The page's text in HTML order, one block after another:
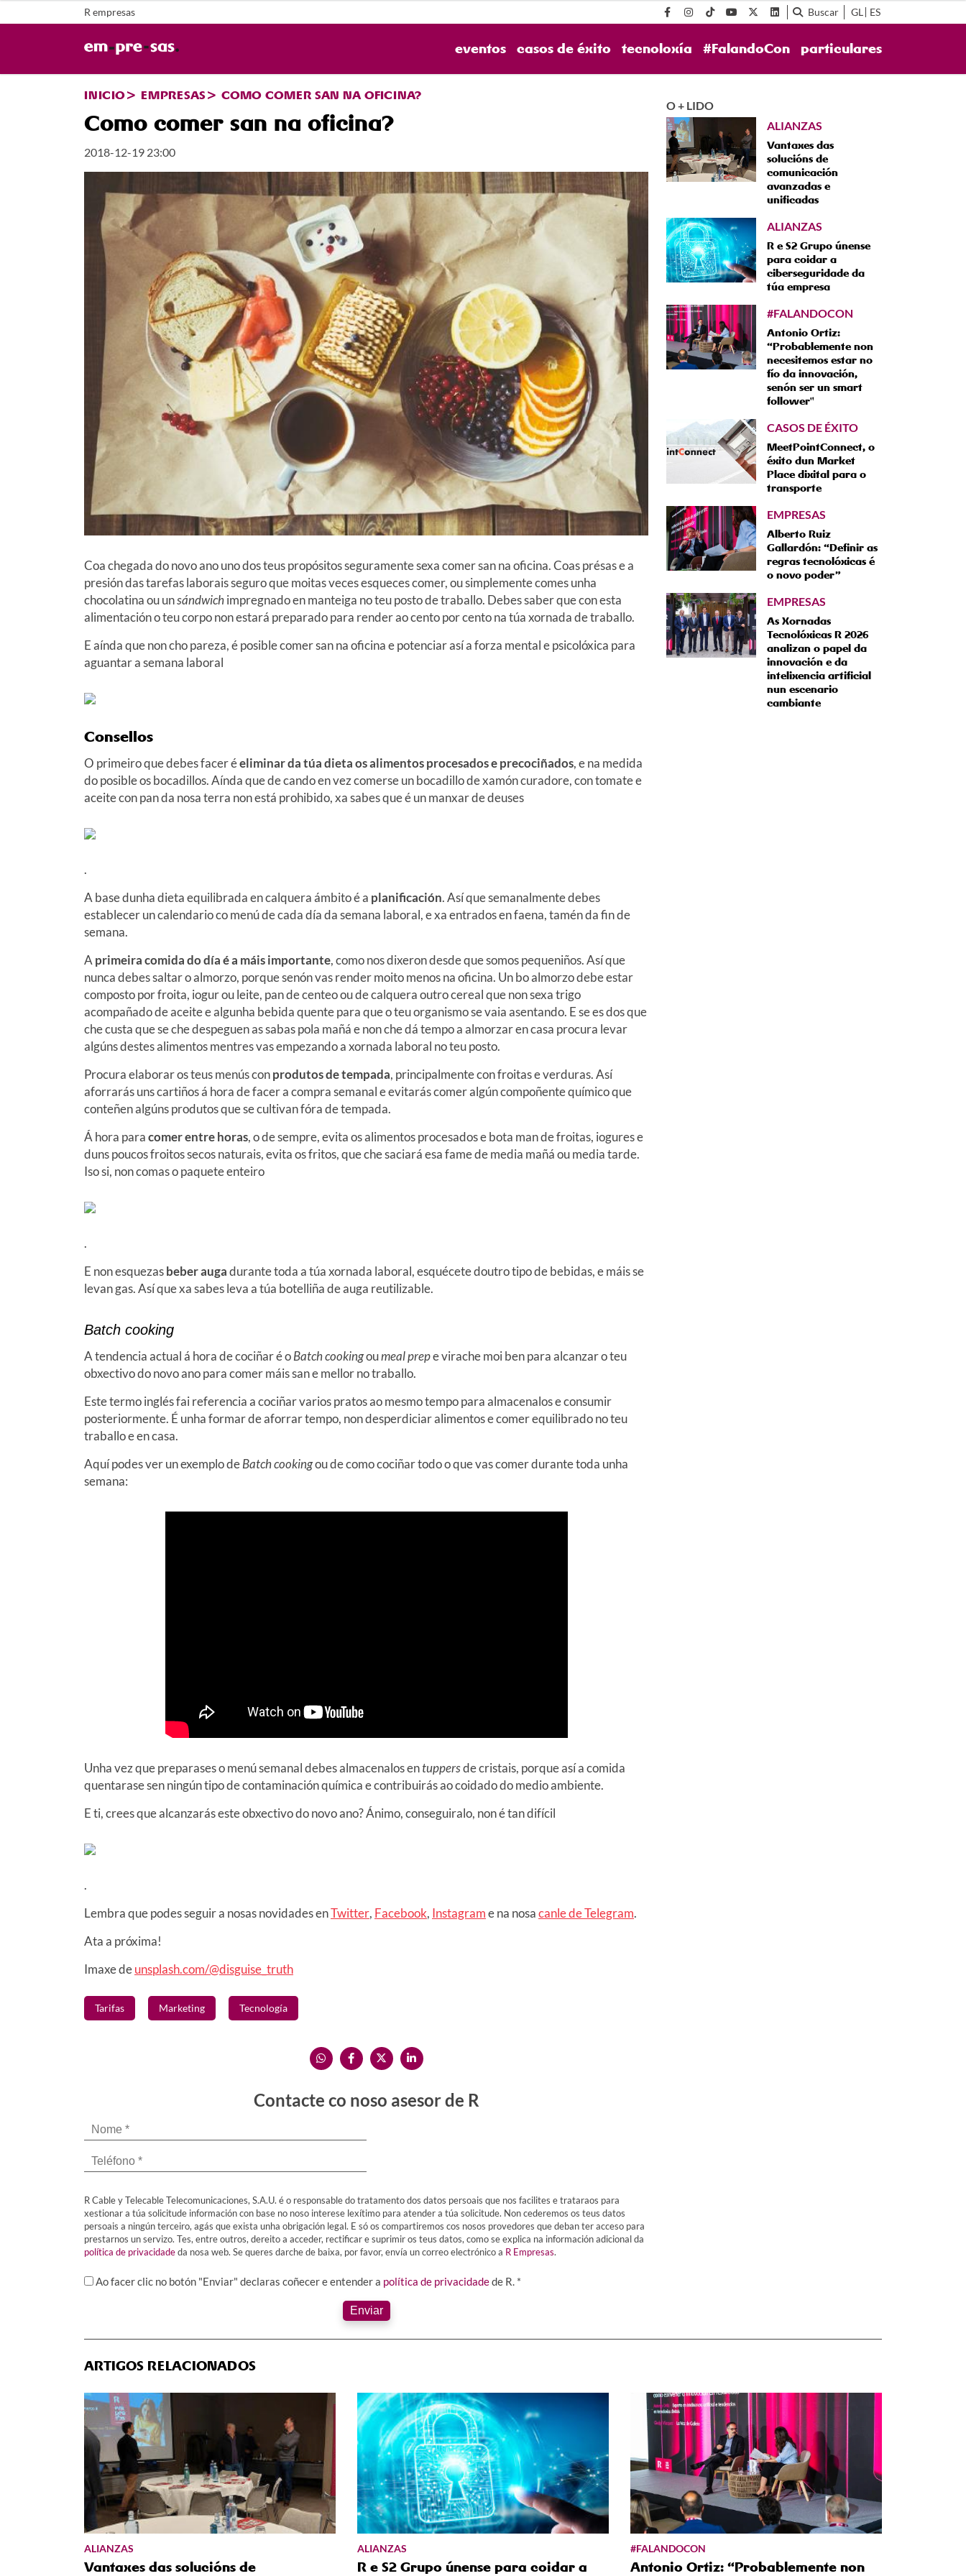
R empresas Buscar GL ES
eventos casos de éxito tecnoloxía #FalandoCon particulares
INICIO EMPRESAS COMO COMER SAN NA OFICINA?
Como comer san na oficina?
2018-12-19 23:00
Coa chegada do novo ano uno dos teus propósitos seguramente sexa comer san na oficina. Coas présas e a
presión das tarefas laborais seguro que moitas veces esqueces comer, ou simplemente comes unha
chocolatina ou unsándwichimpregnado en manteiga no teu posto de traballo. Debes saber que con esta
alimentación o teu corpo non estará preparado para render ao cento por cento na túa xornada de traballo.
E aínda que non cho pareza, é posible comer san na oficina e potenciar así a forza mental e psicolóxica para
aguantar a semana laboral
Consellos
O primeiro que debes facer éeliminar da túa dieta os alimentos procesados e precociñados, e na medida
do posible os bocadillos. Aínda que de cando en vez comerse un bocadillo de xamón curadore, con tomate e
aceite con pan da nosa terra non está prohibido, xa sabes que é un manxar de deuses
.
A base dunha dieta equilibrada en calquera ámbito é a planificación. Así que semanalmente debes
establecer un calendario co menú de cada día da semana laboral, e xa entrados en faena, tamén da fin de
semana.
A primeira comida do día é a máis importante, como nos dixeron desde que somos pequeniños. Así que
nunca debes saltar o almorzo, porque senón vas render moito menos na oficina. Un bo almorzo debe estar
composto por froita, iogur ou leite, pan de centeo ou de calquera outro cereal que non sexa trigo
acompañado de aceite e algunha bebida quente para que o teu organismo se vaia asentando. E se es dos que
che custa que se che despeguen as sabas pola mañá e non che dá tempo a almorzar en casa procura levar
algúns destes alimentos mentres vas empezando a xornada laboral no teu posto.
Procura elaborar os teus menús conprodutos de tempada, principalmente con froitas e verduras. Así
aforrarás uns cartiños á hora de facer a compra semanal e evitarás comer algún compoñente químico que
conteñen algúns produtos que se cultivan fóra de tempada.
Á hora paracomer entre horas, o de sempre, evita os alimentos procesados e bota man de froitas, iogures e
duns poucos froitos secos naturais, evita os fritos, que che saciará esa fame de media mañá ou media tarde.
Iso si, non comas o paquete enteiro
.
E non esquezasbeber augadurante toda a túa xornada laboral, esquécete doutro tipo de bebidas, e máis se
levan gas. Así que xa sabes leva a túa botelliña de auga reutilizable.
Batch cooking
A tendencia actual á hora de cociñar é oBatch cookingoumeal prepe virache moi ben para alcanzar o teu
obxectivo do novo ano para comer máis san e mellor no traballo.
Este termo inglés fai referencia a cociñar varios pratos ao mesmo tempo para almacenalos e consumir
posteriormente. É unha formar de aforrar tempo, non desperdiciar alimentos e comer equilibrado no teu
traballo e en casa.
Aquí podes ver un exemplo deBatch cookingou de como cociñar todo o que vas comer durante toda unha
semana:
Unha vez que preparases o menú semanal debes almacenalos entuppersde cristais, porque así a comida
quentarase sen ningún tipo de contaminación química e contribuirás ao coidado do medio ambiente.
E ti, crees que alcanzarás este obxectivo do novo ano? Ánimo, conseguiralo, non é tan difícil
.
Lembra que podes seguir a nosas novidades enTwitter, Facebook, Instagrame na nosacanle de Telegram.
Ata a próxima!
Imaxe deunsplash.com/@disguise_truth
Tarifas Marketing Tecnología
Contacte co noso asesor de R
R Cable y Telecable Telecomunicaciones, S.A.U. é o responsable do tratamento dos datos persoais que nos facilites e trataraos para
xestionar a túa solicitude información con base no noso interese lexítimo para atender a túa solicitude. Non cederemos os teus datos
persoais a ningún terceiro, agás que exista unha obrigación legal. E só os compartiremos cos nosos provedores que deban ter acceso para
prestarnos un servizo. Tes, entre outros, dereito a acceder, rectificar e suprimir os teus datos, como se explica na información adicional da
política de privacidadeda nosa web. Se queres darche de baixa, por favor, envía un correo electrónico a R Empresas.
Ao facer clic no botón "Enviar" declaras coñecer e entender a política de privacidadede R. *
Enviar
O + LIDO
ALIANZAS
Vantaxes das
solucións de
comunicación
avanzadas e
unificadas
ALIANZAS
R e S2 Grupo únense
para coidar a
ciberseguridade da
túa empresa
#FALANDOCON
Antonio Ortiz:
“Probablemente non
necesitemos estar no
fío da innovación,
senón ser un smart
follower"
CASOS DE ÉXITO
MeetPointConnect, o
éxito dun Market
Place dixital para o
transporte
EMPRESAS
Alberto Ruiz
Gallardón: “Definir as
regras tecnolóxicas é
o novo poder”
EMPRESAS
As Xornadas
Tecnolóxicas R 2026
analizan o papel da
innovación e da
intelixencia artificial
nun escenario
cambiante
ARTIGOS RELACIONADOS
ALIANZAS
Vantaxes das solucións de
ALIANZAS
R e S2 Grupo únense para coidar a
#FALANDOCON
Antonio Ortiz: “Probablemente non